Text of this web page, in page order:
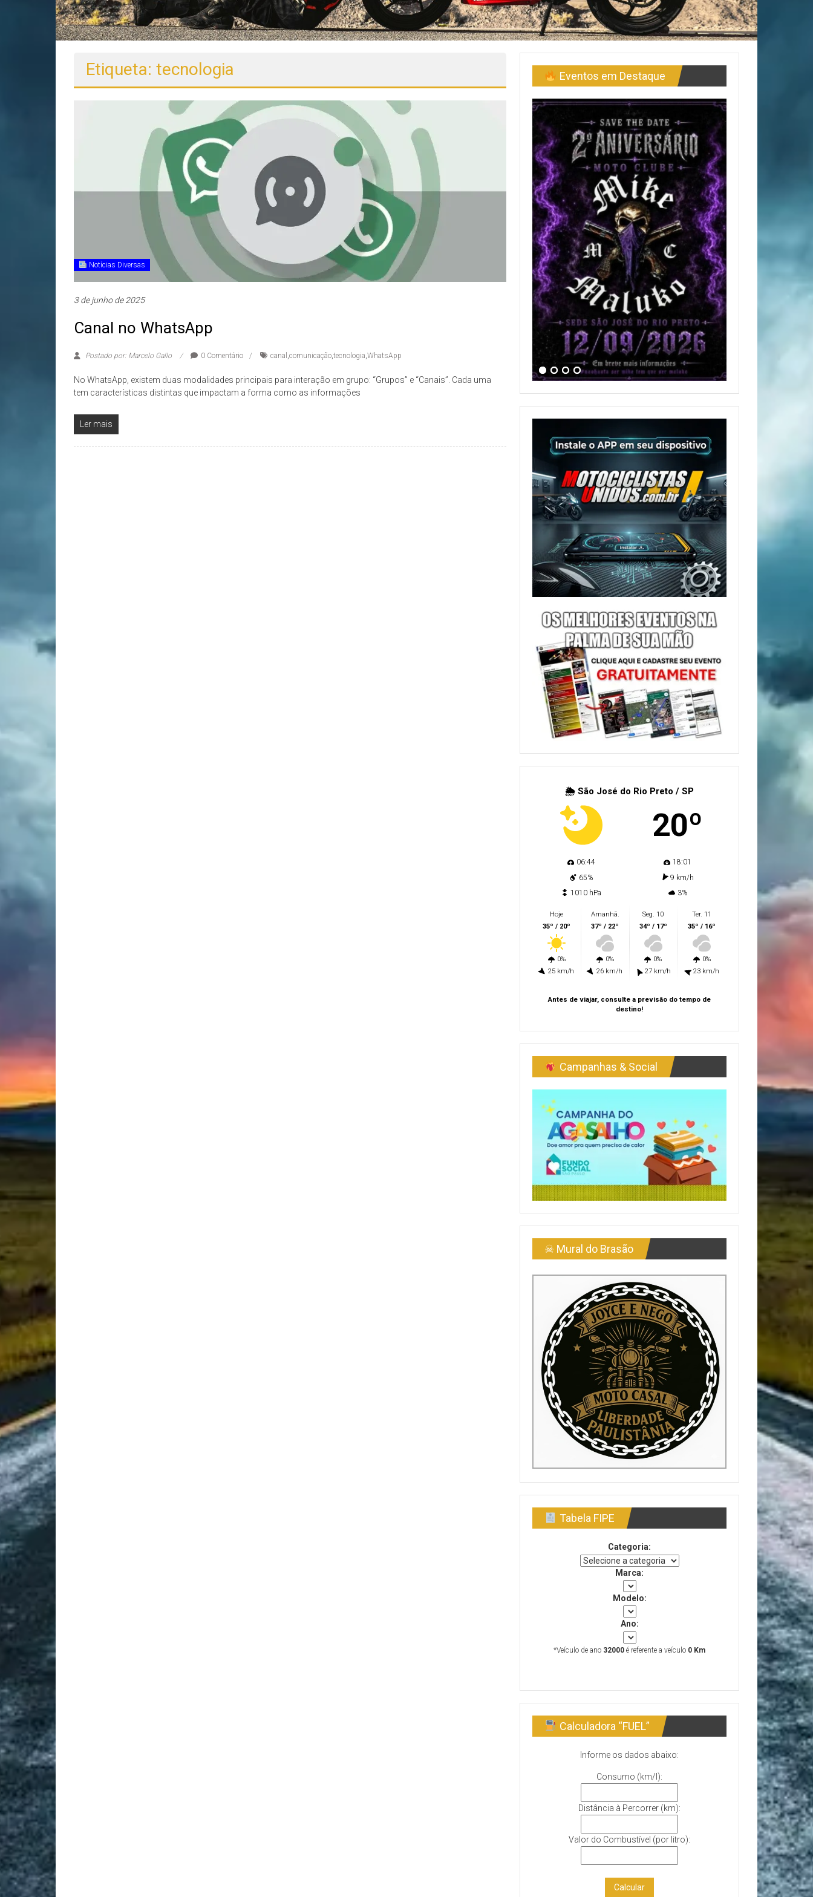
Etiqueta: tecnologia
Notícias Diversas
3 de junho de 2025
Canal no WhatsApp
Postado por: Marcelo Gallo 0 Comentário canal ,comunicação,tecnologia,WhatsApp
No WhatsApp, existem duas modalidades principais para interação em grupo: “Grupos” e “Canais”. Cada uma
tem características distintas que impactam a forma como as informações
Ler mais
Eventos em Destaque
🌦 São José do Rio Preto / SP
20º
06:44
18:01
65%
9 km/h
1010 hPa
3%
Hoje
35º / 20º
0%
25 km/h
Amanhã.
37º / 22º
0%
26 km/h
Seg. 10
34º / 17º
0%
27 km/h
Ter. 11
35º / 16º
0%
23 km/h
Antes de viajar, consulte a previsão do tempo de
destino!
Campanhas & Social
☠ Mural do Brasão
Tabela FIPE
Categoria:
Marca:
Modelo:
Ano:
*Veículo de ano 32000 é referente a veículo 0 Km
Calculadora “FUEL”
Informe os dados abaixo:
Consumo (km/l):
Distância à Percorrer (km):
Valor do Combustível (por litro):
Calcular